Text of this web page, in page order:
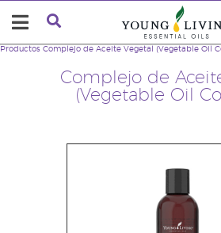
Complejo de
(Vegetable Oil
Productos Complejo de Aceite Vegetal (Vegetable Oil